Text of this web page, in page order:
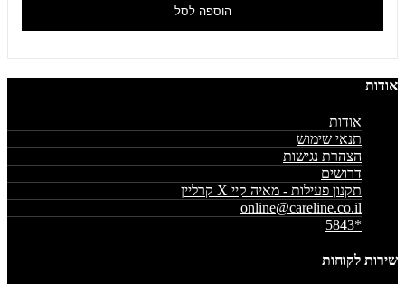
הוספה לסל
אודות
אודות
תנאי שימוש
הצהרת נגישות
דרושים
תקנון פעילות - מאיה קיי X קרליין
online@careline.co.il
*5843
שירות לקוחות